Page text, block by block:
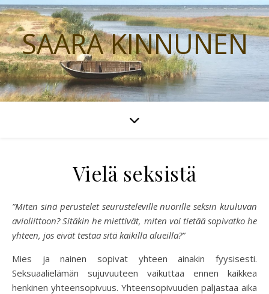
SAARA KINNUNEN
Vielä seksistä
”Miten sinä perustelet seurusteleville nuorille seksin kuuluvan
avioliittoon? Sitäkin he miettivät, miten voi tietää sopivatko he
yhteen, jos eivät testaa sitä kaikilla alueilla?”
Mies ja nainen sopivat yhteen ainakin fyysisesti.
Seksuaalielämän sujuvuuteen vaikuttaa ennen kaikkea
henkinen yhteensopivuus. Yhteensopivuuden paljastaa aika